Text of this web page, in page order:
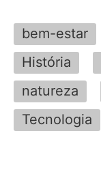
bem-estar
História
natureza
Tecnologia